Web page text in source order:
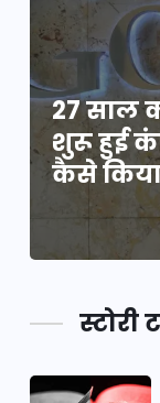
27 साल
शुरू हुई
कैसे किया
स्टोरी